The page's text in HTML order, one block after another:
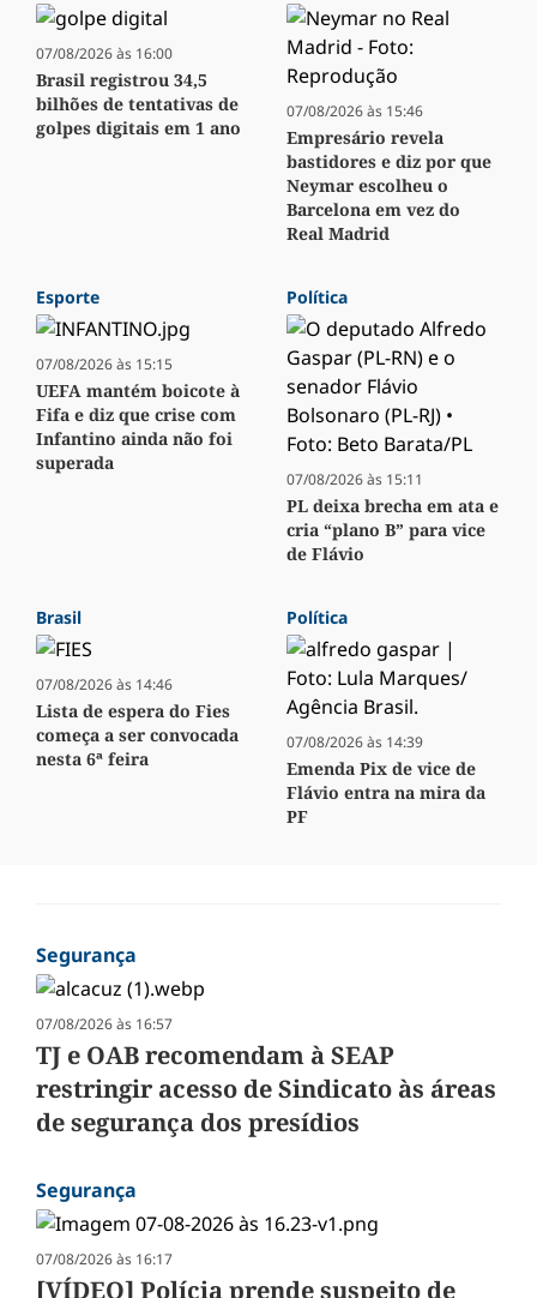
07/08/2026 às 16:00
Brasil registrou 34,5
bilhões de tentativas de
golpes digitais em 1 ano
07/08/2026 às 15:46
Empresário revela
bastidores e diz por que
Neymar escolheu o
Barcelona em vez do
Real Madrid
Esporte
07/08/2026 às 15:15
UEFA mantém boicote à
Fifa e diz que crise com
Infantino ainda não foi
superada
Política
07/08/2026 às 15:11
PL deixa brecha em ata e
cria “plano B” para vice
de Flávio
Brasil
07/08/2026 às 14:46
Lista de espera do Fies
começa a ser convocada
nesta 6ª feira
Política
07/08/2026 às 14:39
Emenda Pix de vice de
Flávio entra na mira da
PF
Segurança
07/08/2026 às 16:57
TJ e OAB recomendam à SEAP
restringir acesso de Sindicato às áreas
de segurança dos presídios
Segurança
07/08/2026 às 16:17
[VÍDEO] Polícia prende suspeito de